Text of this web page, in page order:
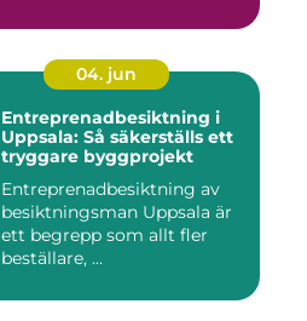
04. jun
Entreprenadbesiktning i
Uppsala: Så säkerställs ett
tryggare byggprojekt
Entreprenadbesiktning av
besiktningsman Uppsala är
ett begrepp som allt fler
beställare, ...